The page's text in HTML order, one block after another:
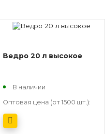
Ведро 20 л высокое
В наличии
Оптовая цена (от 1500 шт.):